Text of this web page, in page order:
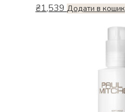
₴1,539 Додати в кошик